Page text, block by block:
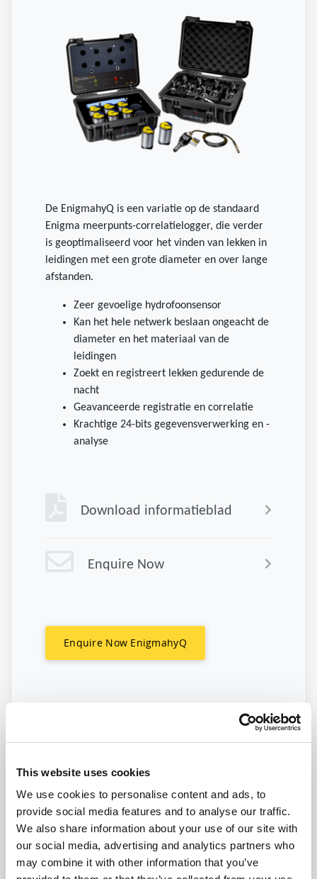
This website uses cookies
We use cookies to personalise content and ads, to
provide social media features and to analyse our traffic.
We also share information about your use of our site with
our social media, advertising and analytics partners who
may combine it with other information that you’ve
De EnigmahyQ is een variatie op de standaard
Enigma meerpunts-correlatielogger, die verder
is geoptimaliseerd voor het vinden van lekken in
leidingen met een grote diameter en over lange
afstanden.
Zeer gevoelige hydrofoonsensor
Kan het hele netwerk beslaan ongeacht de
diameter en het materiaal van de
leidingen
Zoekt en registreert lekken gedurende de
nacht
Geavanceerde registratie en correlatie
Krachtige 24-bits gegevensverwerking en -
analyse
Download informatieblad
Enquire Now
Enquire Now EnigmahyQ
EXTERNE LEKLOGGER
VOOR ELKE LEIDING